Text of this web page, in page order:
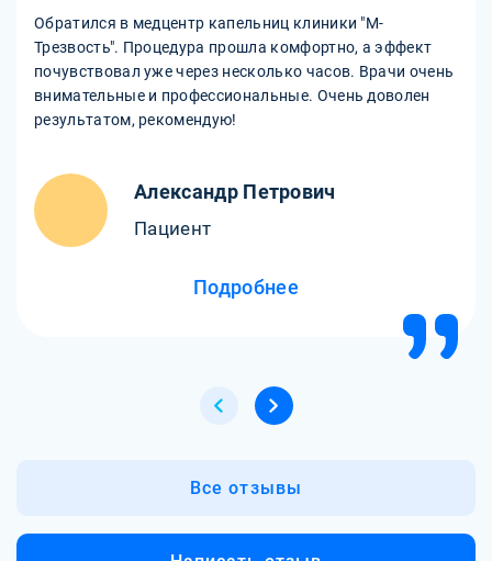
Обратился в медцентр капельниц клиники "М-
Трезвость". Процедура прошла комфортно, а эффект
почувствовал уже через несколько часов. Врачи очень
внимательные и профессиональные. Очень доволен
результатом, рекомендую!
Александр Петрович
Пациент
Подробнее
Все отзывы